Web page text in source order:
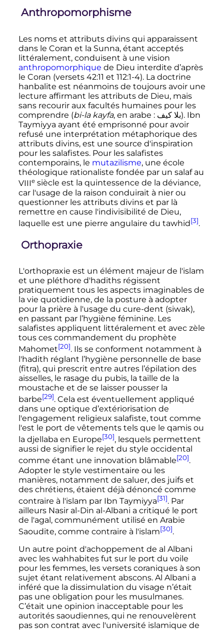
Anthropomorphisme
Les noms et attributs divins qui apparaissent
dans le Coran et la Sunna, étant acceptés
littéralement, conduisent à une vision
anthropomorphique de Dieu interdite d’après
le Coran (versets 42:11 et 112:1-4). La doctrine
hanbalite est néanmoins de toujours avoir une
lecture affirmant les attributs de Dieu, mais
sans recourir aux facultés humaines pour les
comprendre (bi-la kayfa, en arabe : بلا كيف). Ibn
Taymiyya ayant été emprisonné pour avoir
refusé une interprétation métaphorique des
attributs divins, est une source d'inspiration
pour les salafistes. Pour les salafistes
contemporains, le mutazilisme, une école
théologique rationaliste fondée par un salaf au
VIIIe siècle est la quintessence de la déviance,
car l'usage de la raison conduirait à nier ou
questionner les attributs divins et par là
remettre en cause l'indivisibilité de Dieu,
laquelle est une pierre angulaire du tawhid[3].
Orthopraxie
L'orthopraxie est un élément majeur de l'islam
et une pléthore d'hadiths régissent
pratiquement tous les aspects imaginables de
la vie quotidienne, de la posture à adopter
pour la prière à l'usage du cure-dent (siwak),
en passant par l’hygiène féminine. Les
salafistes appliquent littéralement et avec zèle
tous ces commandement du prophète
Mahomet[20]. Ils se conforment notamment à
l'hadith réglant l’hygiène personnelle de base
(fitra), qui prescrit entre autres l’épilation des
aisselles, le rasage du pubis, la taille de la
moustache et de se laisser pousser la
barbe[29]. Cela est éventuellement appliqué
dans une optique d’extériorisation de
l'engagement religieux salafiste, tout comme
l'est le port de vêtements tels que le qamis ou
la djellaba en Europe[30], lesquels permettent
aussi de signifier le rejet du style occidental
comme étant une innovation blâmable[20].
Adopter le style vestimentaire ou les
manières, notamment de saluer, des juifs et
des chrétiens, étaient déjà dénoncé comme
contraire à l'islam par Ibn Taymiyya[31]. Par
ailleurs Nasir al-Din al-Albani a critiqué le port
de l'agal, communément utilisé en Arabie
Saoudite, comme contraire à l'islam[30].
Un autre point d'achoppement de al Albani
avec les wahhabites fut sur le port du voile
pour les femmes, les versets coraniques à son
sujet étant relativement abscons. Al Albani a
inféré que la dissimulation du visage n’était
pas une obligation pour les musulmanes.
C’était une opinion inacceptable pour les
autorités saoudiennes, qui ne renouvelèrent
pas son contrat avec l'université islamique de